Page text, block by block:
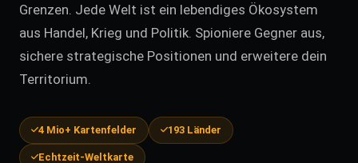
Grenzen. Jede Welt ist ein lebendiges Ökosystem
aus Handel, Krieg und Politik. Spioniere Gegner aus,
sichere strategische Positionen und erweitere dein
Territorium.
4 Mio+ Kartenfelder 193 Länder
Echtzeit-Weltkarte